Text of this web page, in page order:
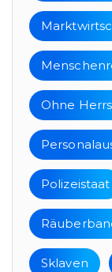
Ohne
Polizeistaat
Sklaven